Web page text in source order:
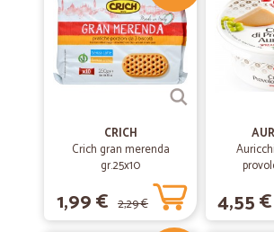
CRICH
Crich gran merenda
gr.25x10
1,99 € 2,29 € 4,55 €